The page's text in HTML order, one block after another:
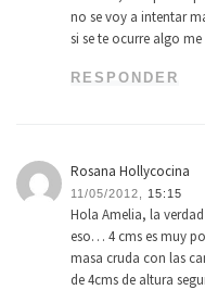
no se voy a intentar
si se te ocurre algo
RESPONDER
Rosana Hollycocina
11/05/2012, 15:15
Hola Amelia, la
eso… 4 cms es muy
masa cruda con las
de 4cms de altura